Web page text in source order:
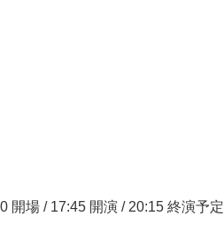
場 / 17:45 開演 / 20:15 終演予定